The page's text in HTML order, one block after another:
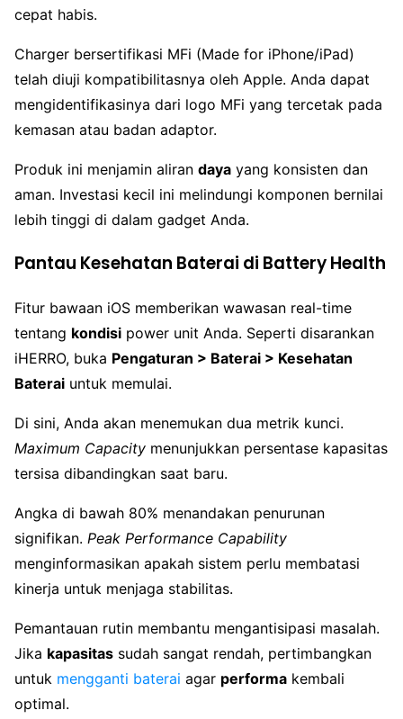
cepat habis.
Charger bersertifikasi MFi (Made for iPhone/iPad)
telah diuji kompatibilitasnya oleh Apple. Anda dapat
mengidentifikasinya dari logo MFi yang tercetak pada
kemasan atau badan adaptor.
Produk ini menjamin aliran daya yang konsisten dan
aman. Investasi kecil ini melindungi komponen bernilai
lebih tinggi di dalam gadget Anda.
Pantau Kesehatan Baterai di Battery Health
Fitur bawaan iOS memberikan wawasan real-time
tentang kondisi power unit Anda. Seperti disarankan
iHERRO, buka Pengaturan > Baterai > Kesehatan
Baterai untuk memulai.
Di sini, Anda akan menemukan dua metrik kunci.
Maximum Capacity menunjukkan persentase kapasitas
tersisa dibandingkan saat baru.
Angka di bawah 80% menandakan penurunan
signifikan. Peak Performance Capability
menginformasikan apakah sistem perlu membatasi
kinerja untuk menjaga stabilitas.
Pemantauan rutin membantu mengantisipasi masalah.
Jika kapasitas sudah sangat rendah, pertimbangkan
untuk mengganti baterai agar performa kembali
optimal.